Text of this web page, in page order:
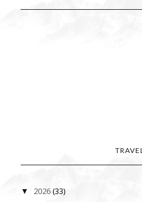
▼ 2026(33)